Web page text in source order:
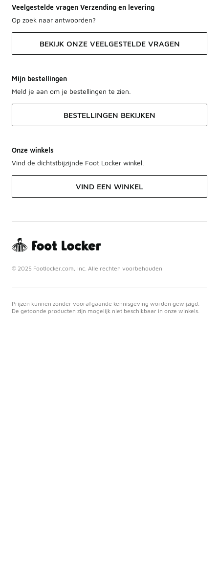
Veelgestelde vragen Verzending en levering
Op zoek naar antwoorden?
BEKIJK ONZE VEELGESTELDE VRAGEN
Mijn bestellingen
Meld je aan om je bestellingen te zien.
BESTELLINGEN BEKIJKEN
Onze winkels
Vind de dichtstbijzijnde Foot Locker winkel.
VIND EEN WINKEL
© 2025 Footlocker.com, Inc. Alle rechten voorbehouden
Prijzen kunnen zonder voorafgaande kennisgeving worden gewijzigd.
De getoonde producten zijn mogelijk niet beschikbaar in onze winkels.